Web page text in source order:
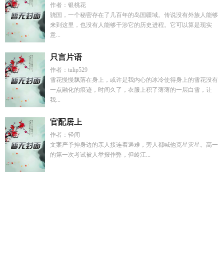
作者：银桃花
骁国，一个秘密存在了几百年的岛国疆域。传说没有外族人能够
来到这里，也没有人能够干涉它的历史进程。它可以算是现实
意...
只言片语
作者：tulip529
雪花慢慢飘落在身上，或许是我内心的冰冷使得身上的雪花没有
一点融化的痕迹，时间久了，衣服上积了薄薄的一层白雪，让
我...
官配居上
作者：轻闻
文案严予抻身边的亲人接连着遇难，旁人都喊他克星灾星。高一
的第一次考试被人举报作弊，但岭江...